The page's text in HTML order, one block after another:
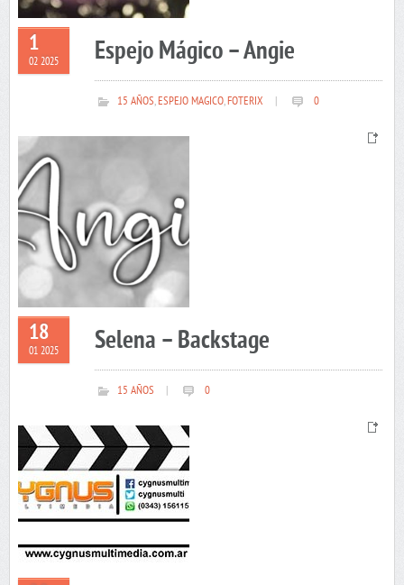
1
02 2025 Espejo Mágico – Angie
15 AÑOS,ESPEJO MAGICO,FOTERIX 0
18
01 2025 Selena – Backstage
15 AÑOS 0